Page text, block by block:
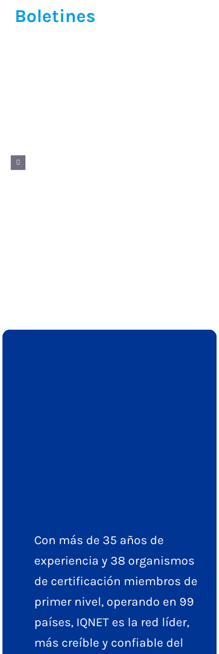
Boletines
Con más de 35 años de
experiencia y 38 organismos
de certificación miembros de
primer nivel, operando en 99
países, IQNET es la red líder,
más creíble y confiable del